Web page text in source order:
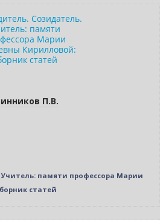
П.В.
памяти профессора Марии
статей